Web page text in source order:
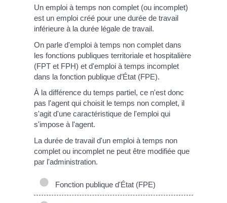
Un emploi à temps non complet (ou incomplet)
est un emploi créé pour une durée de travail
inférieure à la durée légale de travail.
On parle d'emploi à temps non complet dans
les fonctions publiques territoriale et hospitalière
(FPT et FPH) et d'emploi à temps incomplet
dans la fonction publique d’État (FPE).
À la différence du temps partiel, ce n'est donc
pas l'agent qui choisit le temps non complet, il
s'agit d'une caractéristique de l'emploi qui
s'impose à l'agent.
La durée de travail d'un emploi à temps non
complet ou incomplet ne peut être modifiée que
par l'administration.
Fonction publique d'État (FPE)